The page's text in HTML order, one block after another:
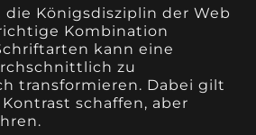
die Königsdisziplin der Web
Kombination
kann eine
zu
transformieren. Dabei gilt
schaffen, aber